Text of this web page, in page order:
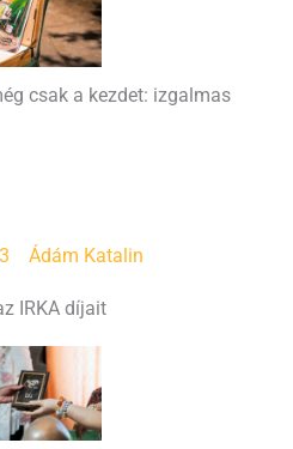
csak a kezdet: izgalmas
Ádám Katalin
IRKA díjait